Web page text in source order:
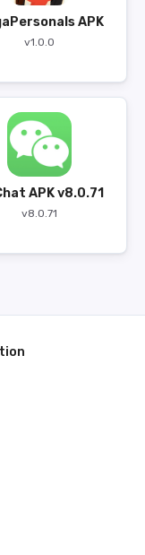
APK
v1.0.0
APK v8.0.71
v8.0.71